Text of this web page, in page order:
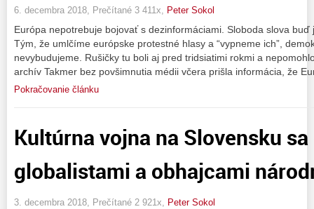
6. decembra 2018, Prečítané 3 411x, Peter Sokol
Európa nepotrebuje bojovať s dezinformáciami. Sloboda slova
Tým, že umlčíme európske protestné hlasy a “vypneme ich”,
nevybudujeme. Rušičky tu boli aj pred tridsiatimi rokmi a
archív Takmer bez povšimnutia médii včera prišla informácia, že
Pokračovanie článku
Kultúrna vojna na Slovensku
globalistami a obhajcami
3. decembra 2018, Prečítané 2 921x, Peter Sokol